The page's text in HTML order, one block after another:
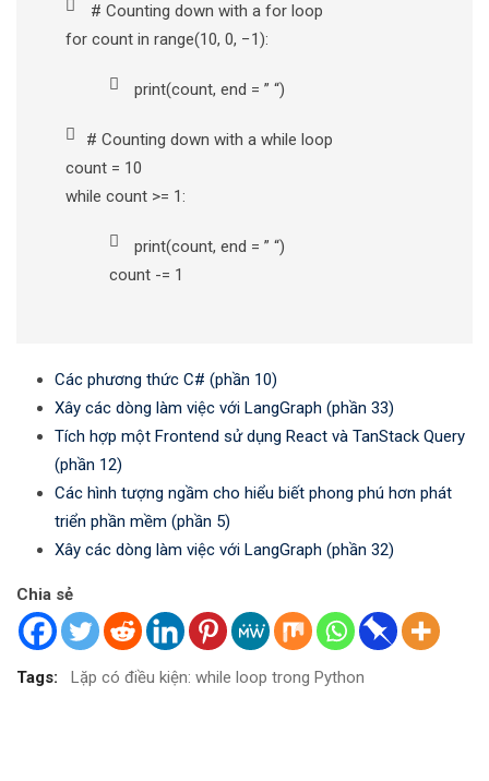
# Counting down with a for loop
for count in range(10, 0, −1):
print(count, end = ” “)
# Counting down with a while loop
count = 10
while count >= 1:
print(count, end = ” “)
count -= 1
Các phương thức C# (phần 10)
Xây các dòng làm việc với LangGraph (phần 33)
Tích hợp một Frontend sử dụng React và TanStack Query
(phần 12)
Các hình tượng ngầm cho hiểu biết phong phú hơn phát
triển phần mềm (phần 5)
Xây các dòng làm việc với LangGraph (phần 32)
Chia sẻ
Tags: Lặp có điều kiện: while loop trong Python